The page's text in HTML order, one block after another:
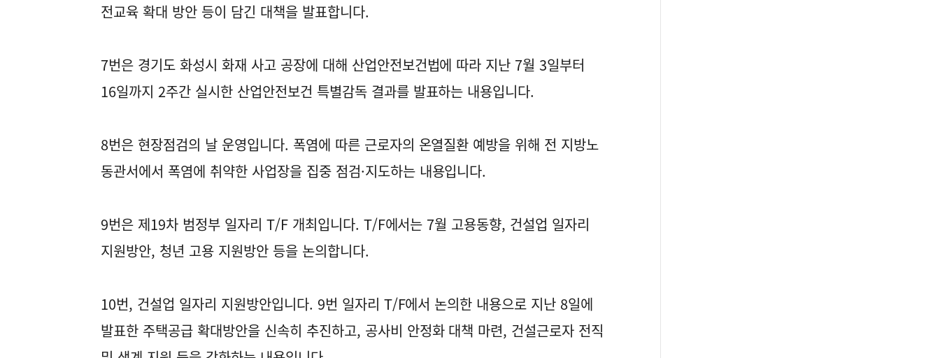
전교육 확대 방안 등이 담긴 대책을 발표합니다.
7번은 경기도 화성시 화재 사고 공장에 대해 산업안전보건법에 따라 지난 7월 3일부터
16일까지 2주간 실시한 산업안전보건 특별감독 결과를 발표하는 내용입니다.
8번은 현장점검의 날 운영입니다. 폭염에 따른 근로자의 온열질환 예방을 위해 전 지방노
동관서에서 폭염에 취약한 사업장을 집중 점검·지도하는 내용입니다.
9번은 제19차 범정부 일자리 T/F 개최입니다. T/F에서는 7월 고용동향, 건설업 일자리
지원방안, 청년 고용 지원방안 등을 논의합니다.
10번, 건설업 일자리 지원방안입니다. 9번 일자리 T/F에서 논의한 내용으로 지난 8일에
발표한 주택공급 확대방안을 신속히 추진하고, 공사비 안정화 대책 마련, 건설근로자 전직